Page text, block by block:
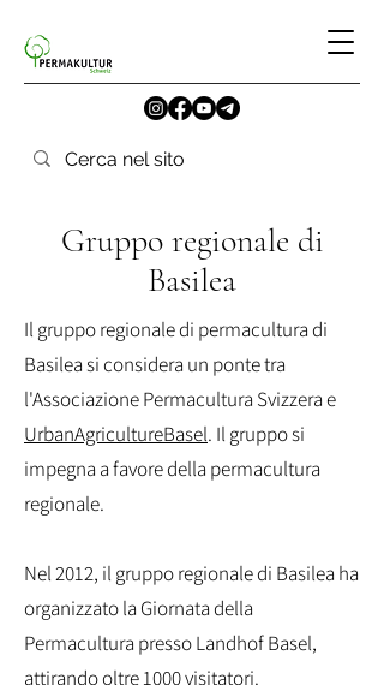
Gruppo regionale di
Basilea
Il gruppo regionale di permacultura di
Basilea si considera un ponte tra
l'Associazione Permacultura Svizzera e
UrbanAgricultureBasel. Il gruppo si
impegna a favore della permacultura
regionale.
Nel 2012, il gruppo regionale di Basilea ha
organizzato la Giornata della
Permacultura presso Landhof Basel,
attirando oltre 1000 visitatori.